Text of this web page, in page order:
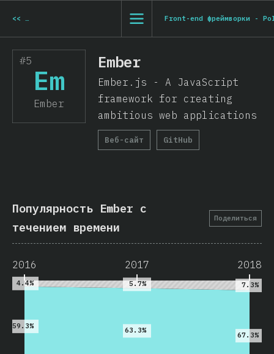
<<
Front-end фреймворки - Preact Front-end фреймворки -
#5
Em
Ember
Ember
Ember.js - A JavaScript
framework for creating
ambitious web applications
Веб-сайт GitHub
Популярность Ember с
течением времени
Поделиться
2016 2017 2018
59.3%
63.3%
67.3%
4.4% 5.7% 7.3%